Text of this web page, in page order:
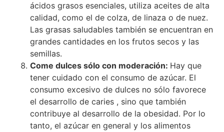
ácidos grasos esenciales, utiliza aceites de alta
calidad, como el de colza, de linaza o de nuez.
Las grasas saludables también se encuentran en
grandes cantidades en los frutos secos y las
semillas.
Come dulces sólo con moderación: Hay que
tener cuidado con el consumo de azúcar. El
consumo excesivo de dulces no sólo favorece
el desarrollo de caries , sino que también
contribuye al desarrollo de la obesidad. Por lo
tanto, el azúcar en general y los alimentos